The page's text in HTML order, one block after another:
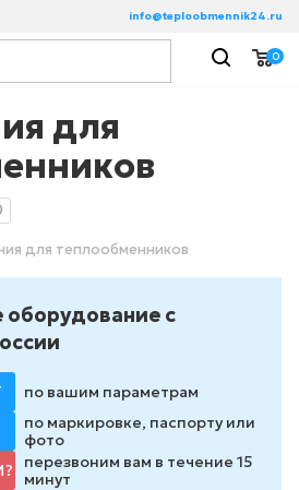
info@teploobmennik24.ru
0
для
для теплообменников
оборудование с
по вашим параметрам
по маркировке, паспорту или
фото
перезвоним вам в течение 15
минут